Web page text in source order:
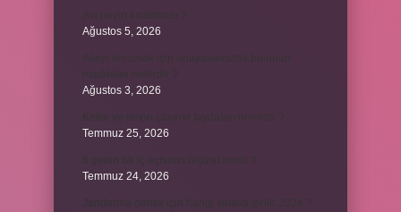
Ağustos 5, 2026
Ağustos 3, 2026
Temmuz 25, 2026
Temmuz 24, 2026